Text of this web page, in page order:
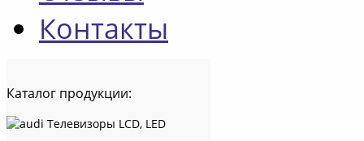
Контакты
Каталог продукции:
Телевизоры LCD, LED